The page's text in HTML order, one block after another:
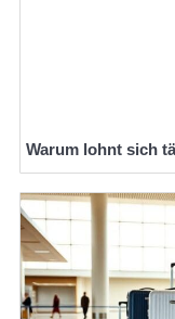
Warum lohnt sich